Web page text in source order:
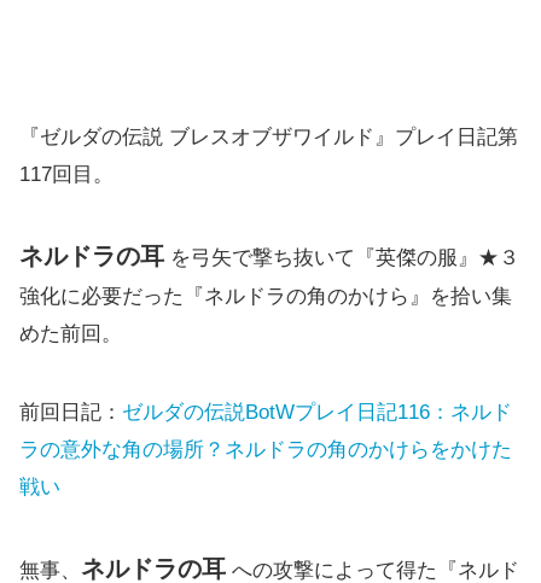
『ゼルダの伝説 ブレスオブザワイルド』プレイ日記第
117回目。
ネルドラの耳 を弓矢で撃ち抜いて『英傑の服』★３
強化に必要だった『ネルドラの角のかけら』を拾い集
めた前回。
前回日記： ゼルダの伝説BotWプレイ日記116：ネルド
ラの意外な角の場所？ネルドラの角のかけらをかけた
戦い
無事、 ネルドラの耳 への攻撃によって得た『ネルド